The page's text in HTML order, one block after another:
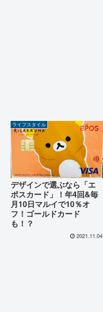
ライフスタイル
デザインで選ぶなら「エ
ポスカード」！年4回&毎
月10日マルイで10％オ
フ！ゴールドカード
も！？
2021.11.04